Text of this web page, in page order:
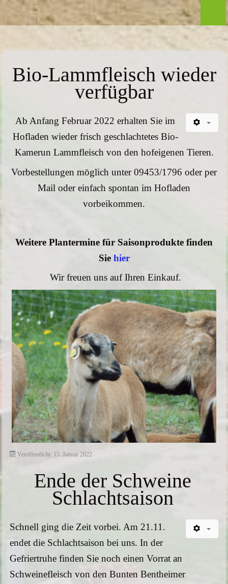
AKTUELLES
Sortiment
Saisonprodukte
Hausler Getränkemarkt
LANDWIRTSCHAFT
Freilandschweinehaltung
Ackerbau
Maisanbau
Soja Leindotter Mischanbau
Pachtflächen gesucht
BRENNEREI
Lohnbrennen
Unser Qualitätsversprechen
KONTAKT
Kontaktformular
Anfahrt mit dem Auto / ÖPNV
MEHR
Bio-Lammfleisch wieder
verfügbar
Ab Anfang Februar 2022 erhalten Sie im
Hofladen wieder frisch geschlachtetes Bio-
Kamerun Lammfleisch von den hofeigenen Tieren.
Vorbestellungen möglich unter 09453/1796 oder per
Mail oder einfach spontan im Hofladen
vorbeikommen.
Weitere Plantermine für Saisonprodukte finden
Sie hier
Wir freuen uns auf Ihren Einkauf.
Veröffentlicht: 15. Januar 2022
Ende der Schweine
Schlachtsaison
Schnell ging die Zeit vorbei. Am 21.11.
endet die Schlachtsaison bei uns. In der
Gefriertruhe finden Sie noch einen Vorrat an
Schweinefleisch von den Bunten Bentheimer